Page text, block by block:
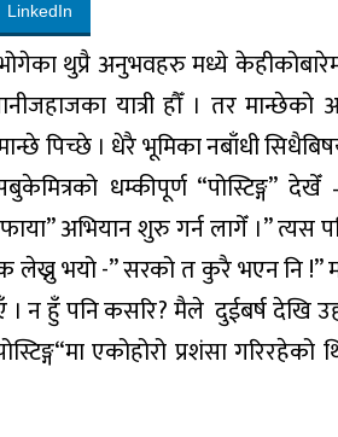
LinkedIn
थुप्रैअनुभवहरुमध्येकेहीको
जहाजका यात्री हौँ । तर मान्छेको
पिच्छे । धेरैभूमिकानबाँधीसिधै
मित्रको धम्कीपूर्ण“पोस्टिङ्ग” देखेँ
”अभियानशुरुगर्नलागेँ ।”त्यस
लेख्नुभयो-”सरकोतकुरैभएननि!”
। नहुँपनिकसरि?मैले दुईबर्षदेखि
“माएकोहोरो प्रशंसागरिरहेको